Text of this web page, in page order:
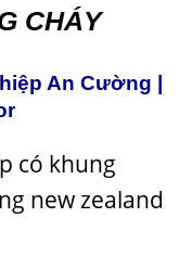
CHÁY
An Cường |
có khung
new zealand